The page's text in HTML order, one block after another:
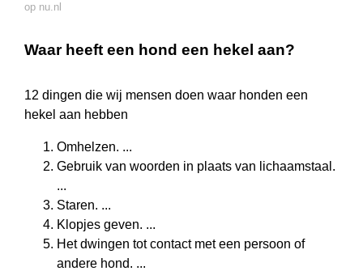
op nu.nl
Waar heeft een hond een hekel aan?
12 dingen die wij mensen doen waar honden een
hekel aan hebben
Omhelzen. ...
Gebruik van woorden in plaats van lichaamstaal.
...
Staren. ...
Klopjes geven. ...
Het dwingen tot contact met een persoon of
andere hond. ...